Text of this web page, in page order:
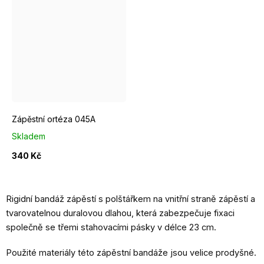
Zápěstní ortéza 045A
Skladem
340 Kč
Rigidní bandáž zápěstí s polštářkem na vnitřní straně zápěstí a
tvarovatelnou duralovou dlahou, která zabezpečuje fixaci
společně se třemi stahovacími pásky v délce 23 cm.
Použité materiály této zápěstní bandáže jsou velice prodyšné.